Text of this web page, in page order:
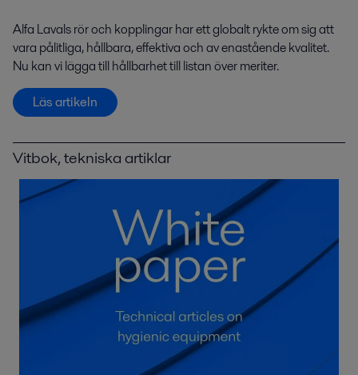
Alfa Lavals rör och kopplingar har ett globalt rykte om sig att
vara pålitliga, hållbara, effektiva och av enastående kvalitet.
Nu kan vi lägga till hållbarhet till listan över meriter.
Läs artikeln
Vitbok, tekniska artiklar